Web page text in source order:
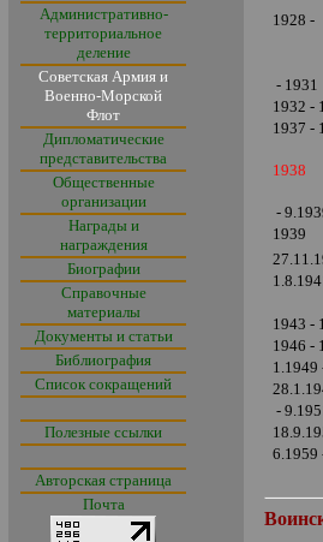
Административно-
территориальное
деление
Советская Армия и
Военно-Морской
Флот
Дипломатические
представительства
Общественные
организации
Награды и
награждения
Биографии
Справочные
материалы
Документы и статьи
Библиография
Список сокращений
Полезные ссылки
Авторская страница
Почта
1928 -
- 1931
1932 -
1937 -
1938
-
1939
1943 -
1946 -
1.1949
-
6.1959